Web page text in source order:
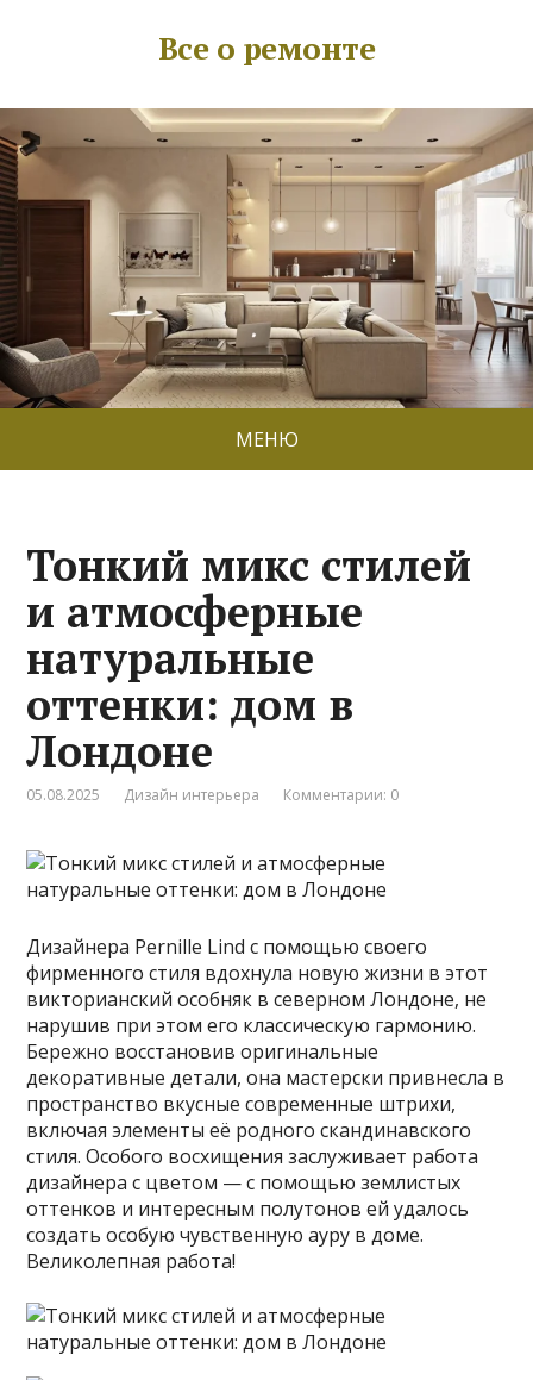
Все о ремонте
МЕНЮ
Тонкий микс стилей
и атмосферные
натуральные
оттенки: дом в
Лондоне
05.08.2025 Дизайн интерьера Комментарии: 0
Дизайнера Pernille Lind с помощью своего
фирменного стиля вдохнула новую жизни в этот
викторианский особняк в северном Лондоне, не
нарушив при этом его классическую гармонию.
Бережно восстановив оригинальные
декоративные детали, она мастерски привнесла в
пространство вкусные современные штрихи,
включая элементы её родного скандинавского
стиля. Особого восхищения заслуживает работа
дизайнера с цветом — с помощью землистых
оттенков и интересным полутонов ей удалось
создать особую чувственную ауру в доме.
Великолепная работа!